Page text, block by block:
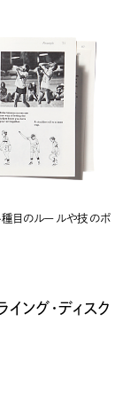
目のルールや技のポ
ング・ディスク